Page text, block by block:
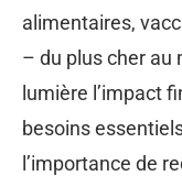
alimentaires,
– du plus cher au
lumière l’impact
besoins
l’importance de